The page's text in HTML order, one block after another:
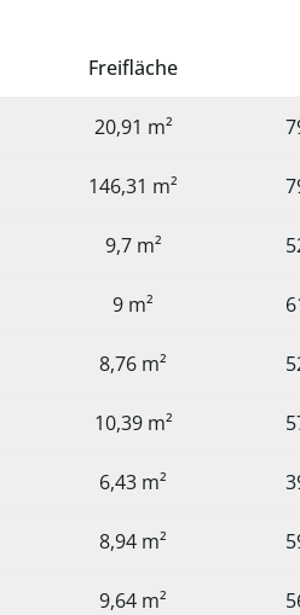
Freifläche
20,91 m²
146,31 m²
9,7 m²
9 m²
8,76 m²
10,39 m²
6,43 m²
8,94 m²
9,64 m²